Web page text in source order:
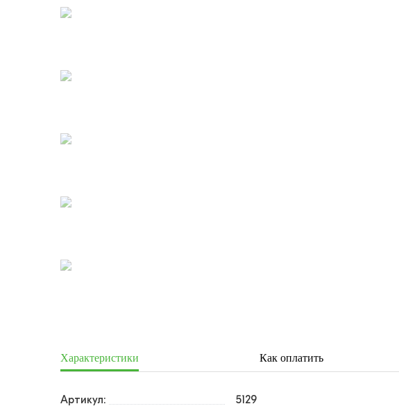
Характеристики Как оплатить
Артикул:
5129